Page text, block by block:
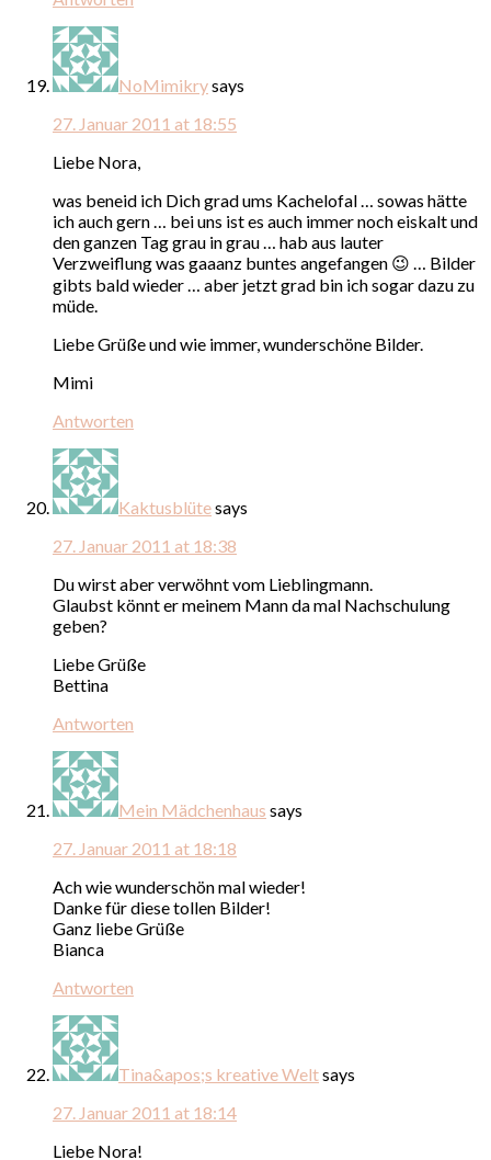
NoMimikrysays
27. Januar 2011 at 18:55
Liebe Nora,
was beneid ich Dich grad ums Kachelofal … sowas hätte
ich auch gern … bei uns ist es auch immer noch eiskalt und
den ganzen Tag grau in grau … hab aus lauter
Verzweiflung was gaaanz buntes angefangen 😉 … Bilder
gibts bald wieder … aber jetzt grad bin ich sogar dazu zu
müde.
Liebe Grüße und wie immer, wunderschöne Bilder.
Mimi
Antworten
Kaktusblütesays
27. Januar 2011 at 18:38
Du wirst aber verwöhnt vom Lieblingmann.
Glaubst könnt er meinem Mann da mal Nachschulung
geben?
Liebe Grüße
Bettina
Antworten
Mein Mädchenhaus says
27. Januar 2011 at 18:18
Ach wie wunderschön mal wieder!
Danke für diese tollen Bilder!
Ganz liebe Grüße
Bianca
Antworten
Tina&apos;s kreative Weltsays
27. Januar 2011 at 18:14
Liebe Nora!